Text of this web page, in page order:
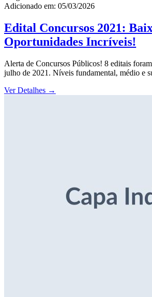
Adicionado em: 05/03/2026
Edital Concursos 2021:
Oportunidades Incríveis!
Alerta de Concursos Públicos! 8 editais
julho de 2021. Níveis fundamental, médio e
Ver Detalhes →